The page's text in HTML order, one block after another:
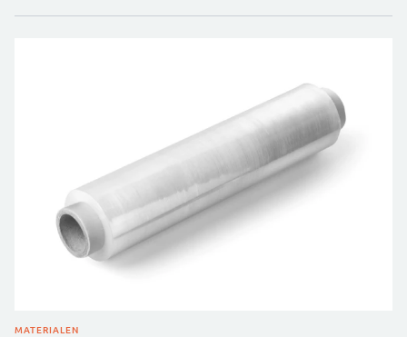
MATERIALEN